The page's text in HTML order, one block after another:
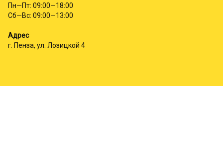
Пн—Пт: 09:00—18:00
Сб—Вс: 09:00—13:00
Адрес
г. Пенза, ул. Лозицкой 4